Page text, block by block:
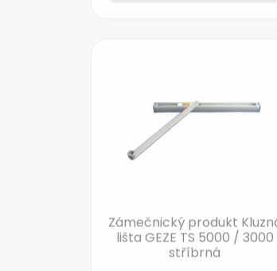
lišta GEZE TS 5000 / 3000
stříbrná